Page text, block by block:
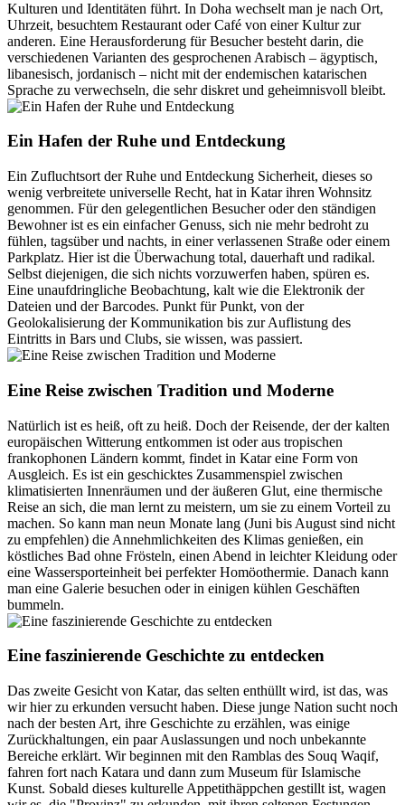
Kulturen und Identitäten führt. In Doha wechselt man je nach Ort,
Uhrzeit, besuchtem Restaurant oder Café von einer Kultur zur
anderen. Eine Herausforderung für Besucher besteht darin, die
verschiedenen Varianten des gesprochenen Arabisch – ägyptisch,
libanesisch, jordanisch – nicht mit der endemischen katarischen
Sprache zu verwechseln, die sehr diskret und geheimnisvoll bleibt.
Ein Hafen der Ruhe und Entdeckung
Ein Zufluchtsort der Ruhe und Entdeckung Sicherheit, dieses so
wenig verbreitete universelle Recht, hat in Katar ihren Wohnsitz
genommen. Für den gelegentlichen Besucher oder den ständigen
Bewohner ist es ein einfacher Genuss, sich nie mehr bedroht zu
fühlen, tagsüber und nachts, in einer verlassenen Straße oder einem
Parkplatz. Hier ist die Überwachung total, dauerhaft und radikal.
Selbst diejenigen, die sich nichts vorzuwerfen haben, spüren es.
Eine unaufdringliche Beobachtung, kalt wie die Elektronik der
Dateien und der Barcodes. Punkt für Punkt, von der
Geolokalisierung der Kommunikation bis zur Auflistung des
Eintritts in Bars und Clubs, sie wissen, was passiert.
Eine Reise zwischen Tradition und Moderne
Natürlich ist es heiß, oft zu heiß. Doch der Reisende, der der kalten
europäischen Witterung entkommen ist oder aus tropischen
frankophonen Ländern kommt, findet in Katar eine Form von
Ausgleich. Es ist ein geschicktes Zusammenspiel zwischen
klimatisierten Innenräumen und der äußeren Glut, eine thermische
Reise an sich, die man lernt zu meistern, um sie zu einem Vorteil zu
machen. So kann man neun Monate lang (Juni bis August sind nicht
zu empfehlen) die Annehmlichkeiten des Klimas genießen, ein
köstliches Bad ohne Frösteln, einen Abend in leichter Kleidung oder
eine Wassersporteinheit bei perfekter Homöothermie. Danach kann
man eine Galerie besuchen oder in einigen kühlen Geschäften
bummeln.
Eine faszinierende Geschichte zu entdecken
Das zweite Gesicht von Katar, das selten enthüllt wird, ist das, was
wir hier zu erkunden versucht haben. Diese junge Nation sucht noch
nach der besten Art, ihre Geschichte zu erzählen, was einige
Zurückhaltungen, ein paar Auslassungen und noch unbekannte
Bereiche erklärt. Wir beginnen mit den Ramblas des Souq Waqif,
fahren fort nach Katara und dann zum Museum für Islamische
Kunst. Sobald dieses kulturelle Appetithäppchen gestillt ist, wagen